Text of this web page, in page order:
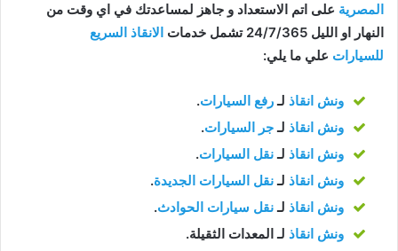
المصرية على اتم الاستعداد و جاهز لمساعدتك في اي وقت من
النهار او الليل 24/7/365 تشمل خدمات
الانقاذ السريع
للسيارات علي ما يلي:
ونش انقاذ لـرفع السيارات.
ونش انقاذ لـجر السيارات.
ونش انقاذ لـنقل السيارات.
ونش انقاذ لـنقل السيارات الجديدة.
ونش انقاذ لـنقل سيارات الحوادث.
ونش انقاذ لـ المعدات الثقيلة.